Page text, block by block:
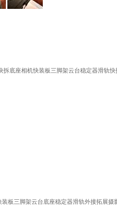
拆底座相机快装板三脚架云台稳定器滑轨快
板三脚架云台底座稳定器滑轨外接拓展摄